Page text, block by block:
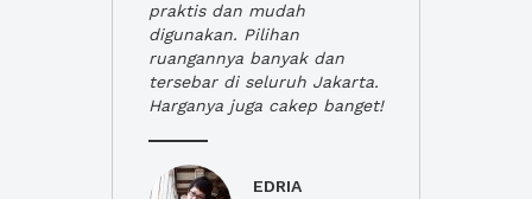
praktis dan mudah
digunakan. Pilihan
ruangannya banyak dan
tersebar di seluruh Jakarta.
Harganya juga cakep banget!
EDRIA